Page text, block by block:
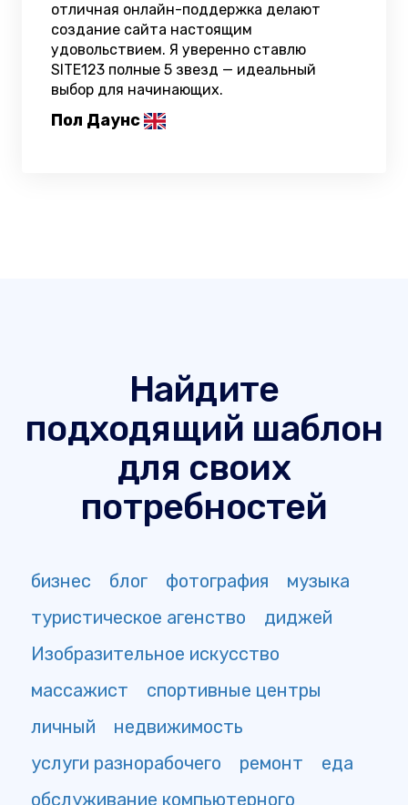
отличная онлайн-поддержка делают
создание сайта настоящим
удовольствием. Я уверенно ставлю
SITE123 полные 5 звезд — идеальный
выбор для начинающих.
Пол Даунс
Найдите
подходящий шаблон
для своих
потребностей
бизнес блог фотография
музыка
туристическое агенство
диджей
Изобразительное искусство
массажист
спортивные центры
личный
недвижимость
услуги разнорабочего
ремонт
еда
обслуживание компьютерного